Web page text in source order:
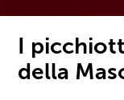
I
della